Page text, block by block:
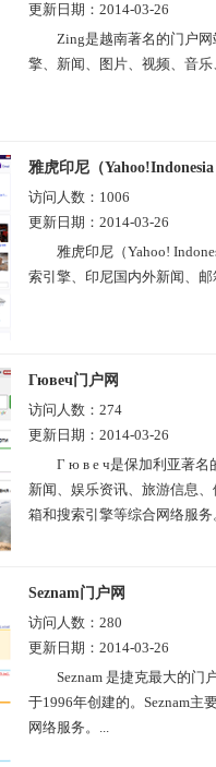
更新日期： 2014-03-26
Zing是越南著名的门户
擎、新闻、图片、视频、音
雅虎印尼（
访问人数： 1006
更新日期： 2014-03-26
雅虎印尼（Yahoo!
索引擎、印尼国内外新闻、
Гювеч门户网
访问人数： 274
更新日期： 2014-03-26
Г ю в е ч是保加利亚著
新闻、娱乐资讯、旅游信息
箱和搜索引擎等综合网络服务
Seznam门户网
访问人数： 280
更新日期： 2014-03-26
Seznam 是捷克最大的门
于1996年创建的。Seznam主
网络服务。...